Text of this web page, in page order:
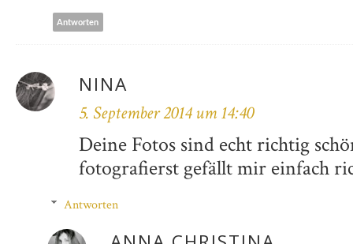
Antworten
NINA
5. September 2014 um 14:40
Deine Fotos sind echt richtig
fotografierst gefällt mir einfach
Antworten